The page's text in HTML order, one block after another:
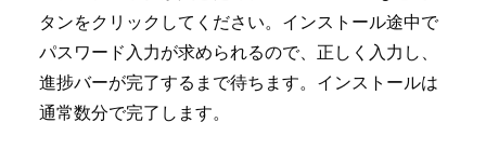
タンをクリックしてください。インストール途中で
パスワード入力が求められるので、正しく入力し、
進捗バーが完了するまで待ちます。インストールは
通常数分で完了します。